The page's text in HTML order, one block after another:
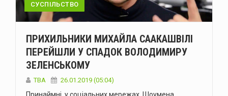
СУСПІЛЬСТВО
ПРИХИЛЬНИКИ МИХАЙЛА СААКАШВІЛІ
ПЕРЕЙШЛИ У СПАДОК ВОЛОДИМИРУ
ЗЕЛЕНСЬКОМУ
TBA 26.01.2019 (05:04)